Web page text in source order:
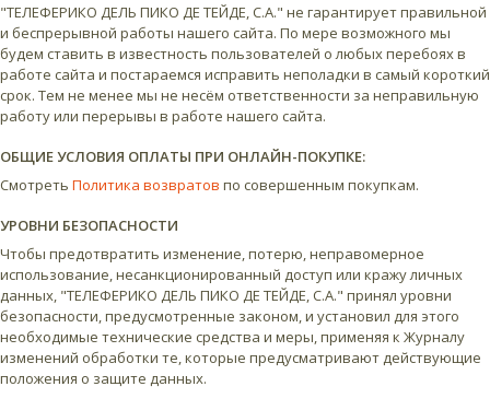
"ТЕЛЕФЕРИКО ДЕЛЬ ПИКО ДЕ ТЕЙДЕ, С.А." не гарантирует правильной
и беспрерывной работы нашего сайта. По мере возможного мы
будем ставить в известность пользователей о любых перебоях в
работе сайта и постараемся исправить неполадки в самый короткий
срок. Тем не менее мы не несём ответственности за неправильную
работу или перерывы в работе нашего сайта.
ОБЩИЕ УСЛОВИЯ ОПЛАТЫ ПРИ ОНЛАЙН-ПОКУПКЕ:
Смотреть Политика возвратов по совершенным покупкам.
УРОВНИ БЕЗОПАСНОСТИ
Чтобы предотвратить изменение, потерю, неправомерное
использование, несанкционированный доступ или кражу личных
данных, "ТЕЛЕФЕРИКО ДЕЛЬ ПИКО ДЕ ТЕЙДЕ, С.А." принял уровни
безопасности, предусмотренные законом, и установил для этого
необходимые технические средства и меры, применяя к Журналу
изменений обработки те, которые предусматривают действующие
положения о защите данных.